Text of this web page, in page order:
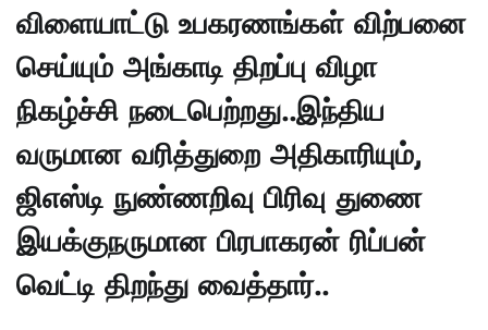
விளையாட்டு உபகரணங்கள் விற்பனை
செய்யும் அங்காடி திறப்பு விழா
நிகழ்ச்சி நடைபெற்றது..இந்திய
வருமான வரித்துறை அதிகாரியும்,
ஜிஎஸ்டி நுண்ணறிவு பிரிவு துணை
இயக்குநருமான பிரபாகரன் ரிப்பன்
வெட்டி திறந்து வைத்தார்..